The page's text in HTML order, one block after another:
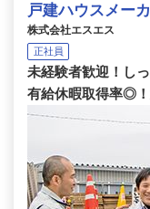
戸建ハウスメー
株式会社エスエス
正社員
未経験者歓迎！し
有給休暇取得率◎！